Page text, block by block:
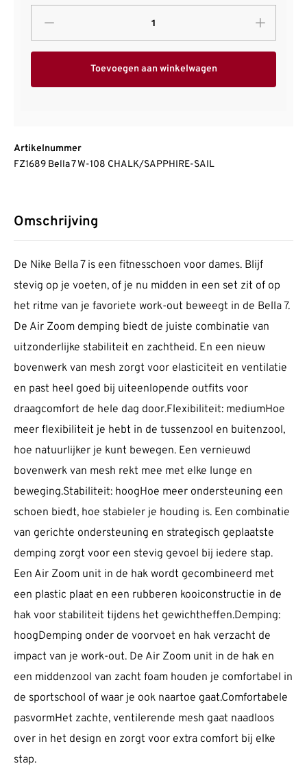
Toevoegen aan winkelwagen
Artikelnummer
FZ1689 Bella 7 W-108 CHALK/SAPPHIRE-SAIL
Omschrijving
De Nike Bella 7 is een fitnesschoen voor dames. Blijf
stevig op je voeten, of je nu midden in een set zit of op
het ritme van je favoriete work-out beweegt in de Bella 7.
De Air Zoom demping biedt de juiste combinatie van
uitzonderlijke stabiliteit en zachtheid. En een nieuw
bovenwerk van mesh zorgt voor elasticiteit en ventilatie
en past heel goed bij uiteenlopende outfits voor
draagcomfort de hele dag door.Flexibiliteit: mediumHoe
meer flexibiliteit je hebt in de tussenzool en buitenzool,
hoe natuurlijker je kunt bewegen. Een vernieuwd
bovenwerk van mesh rekt mee met elke lunge en
beweging.Stabiliteit: hoogHoe meer ondersteuning een
schoen biedt, hoe stabieler je houding is. Een combinatie
van gerichte ondersteuning en strategisch geplaatste
demping zorgt voor een stevig gevoel bij iedere stap.
Een Air Zoom unit in de hak wordt gecombineerd met
een plastic plaat en een rubberen kooiconstructie in de
hak voor stabiliteit tijdens het gewichtheffen.Demping:
hoogDemping onder de voorvoet en hak verzacht de
impact van je work-out. De Air Zoom unit in de hak en
een middenzool van zacht foam houden je comfortabel in
de sportschool of waar je ook naartoe gaat.Comfortabele
pasvormHet zachte, ventilerende mesh gaat naadloos
over in het design en zorgt voor extra comfort bij elke
stap.